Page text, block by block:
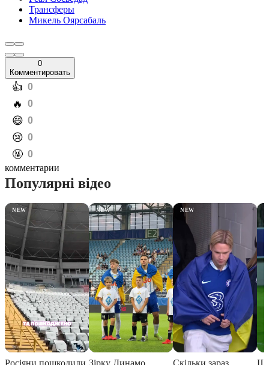
Трансферы
Микель Оярсабаль
0
Комментировать
️👍 0
️🔥 0
️😄 0
️😢 0
️🤬 0
комментарии